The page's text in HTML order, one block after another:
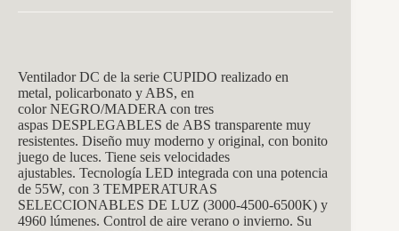
Ventilador DC de la serie CUPIDO realizado en
metal, policarbonato y ABS, en
color NEGRO/MADERA con tres
aspas DESPLEGABLES de ABS transparente muy
resistentes. Diseño muy moderno y original, con bonito
juego de luces. Tiene seis velocidades
ajustables. Tecnología LED integrada con una potencia
de 55W, con 3 TEMPERATURAS
SELECCIONABLES DE LUZ (3000-4500-6500K) y
4960 lúmenes. Control de aire verano o invierno. Su